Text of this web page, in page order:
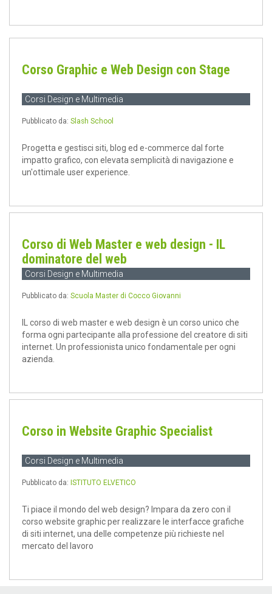
Corso Graphic e Web Design con Stage
Corsi Design e Multimedia
Pubblicato da: Slash School
Progetta e gestisci siti, blog ed e-commerce dal forte
impatto grafico, con elevata semplicità di navigazione e
un'ottimale user experience.
Corso di Web Master e web design - IL
dominatore del web
Corsi Design e Multimedia
Pubblicato da: Scuola Master di Cocco Giovanni
IL corso di web master e web design è un corso unico che
forma ogni partecipante alla professione del creatore di siti
internet. Un professionista unico fondamentale per ogni
azienda.
Corso in Website Graphic Specialist
Corsi Design e Multimedia
Pubblicato da: ISTITUTO ELVETICO
Ti piace il mondo del web design? Impara da zero con il
corso website graphic per realizzare le interfacce grafiche
di siti internet, una delle competenze più richieste nel
mercato del lavoro